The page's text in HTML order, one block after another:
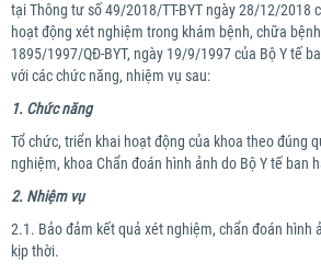
tại Thông tư số 49/2018/TT-BYT ngày 28/12/2018
hoạt động xét nghiệm trong khám bệnh, chữa
1895/1997/QĐ-BYT, ngày 19/9/1997 của Bộ Y tế
với các chức năng, nhiệm vụ sau:
1. Chức năng
Tổ chức, triển khai hoạt động của khoa theo đúng
nghiệm, khoa Chẩn đoán hình ảnh do Bộ Y tế ban
2. Nhiệm vụ
2.1. Bảo đảm kết quả xét nghiệm, chẩn đoán hình
kịp thời.